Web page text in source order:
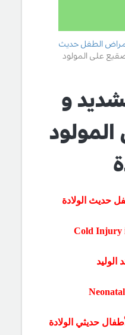
الطفل حديث
على المولود
و
حديث الولادة
Cold Injury
الوليد
حديثي الولادة